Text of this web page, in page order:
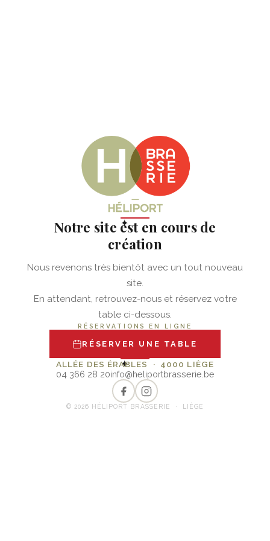
✦
Notre site est en cours de
création
Nous revenons très bientôt avec un tout nouveau
site.
En attendant, retrouvez-nous et réservez votre
table ci-dessous.
RÉSERVATIONS EN LIGNE
RÉSERVER UNE TABLE
✦
ALLÉE DES ÉRABLES · 4000 LIÈGE
04 366 28 20info@heliportbrasserie.be
© 2026 HÉLIPORT BRASSERIE · LIÈGE